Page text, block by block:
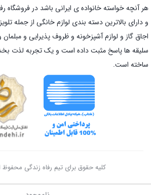
هر آنچه خواسته خانواده ی ایرانی باشد در فروشگاه
و دارای بالاترین دسته بندی لوازم خانگی از جمله
اجاق گاز و لوازم آشپزخونه و ظروف پذیرایی و
سلیقه ها پاسخ مثبت داده است و یک تجربه لذت
ساخته است.
کلیه حقوق برای تیم رفاه زندگی محفوظ